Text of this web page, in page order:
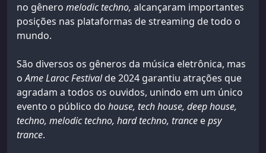
no gênero melodic techno, alcançaram importantes
posições nas plataformas de streaming de todo o
mundo.
São diversos os gêneros da música eletrônica, mas
oAme Laroc Festivalde 2024 garantiu atrações que
agradam a todos os ouvidos, unindo em um único
evento o público do house, tech house, deep house,
techno, melodic techno, hard techno, trance epsy
trance.